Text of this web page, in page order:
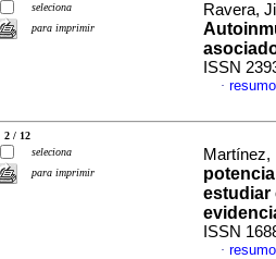
seleciona
para imprimir
Ravera,
ISSN
·
2 / 12
seleciona
para imprimir
Martínez,
estudiar
ISSN
·